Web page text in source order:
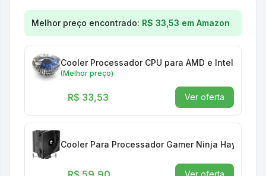
Comparação de preços para Cooler Para
Melhor preço encontrado: R$ 33,53 em Amazon
Cooler Processador CPU para AMD e Intel 775
(Melhor preço)
R$ 33,53 Ver oferta
Cooler Para Processador Gamer Ninja Hayate
Ver oferta